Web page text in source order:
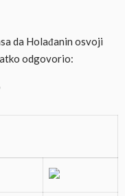
da Holađanin osvoji
odgovorio: